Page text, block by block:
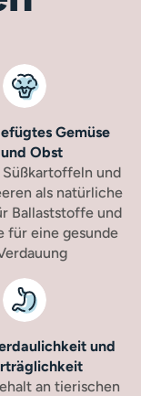
Gemüse
und Obst
Süßkartoffeln und
als natürliche
Ballaststoffe und
für eine gesunde
und
an tierischen